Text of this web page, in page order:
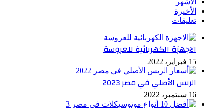
الأشهر
الأخيرة
تعليقات
الاجهزة الكهربائية للعروسة
15 فبراير، 2022
الريس الأصلي في مصر 2023
16 سبتمبر، 2022